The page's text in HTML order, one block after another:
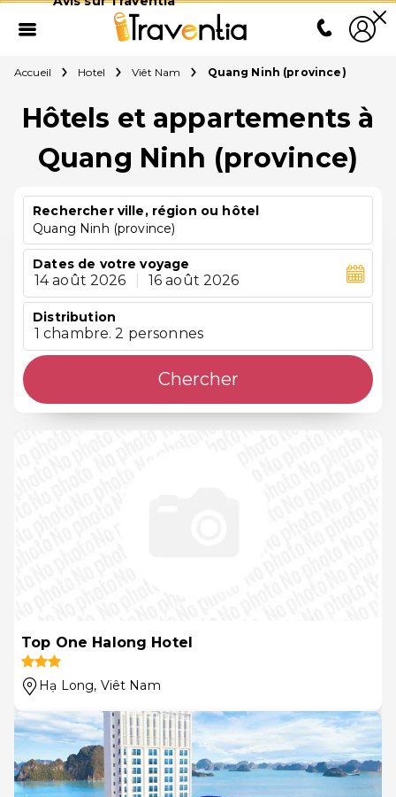
Accueil Hotel Viêt Nam Quang Ninh (province)
Hôtels et appartements à
Quang Ninh (province)
Rechercher ville, région ou hôtel
Quang Ninh (province)
Dates de votre voyage
14 août 2026 16 août 2026
Distribution
1 chambre. 2 personnes
Chercher
Top One Halong Hotel
Hạ Long, Viêt Nam